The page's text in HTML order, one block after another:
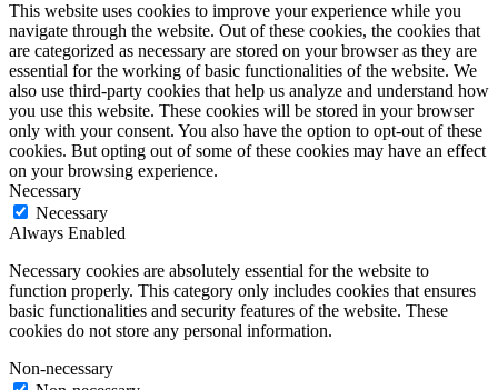
This website uses cookies to improve your experience while you
navigate through the website. Out of these cookies, the cookies that
are categorized as necessary are stored on your browser as they are
essential for the working of basic functionalities of the website. We
also use third-party cookies that help us analyze and understand how
you use this website. These cookies will be stored in your browser
only with your consent. You also have the option to opt-out of these
cookies. But opting out of some of these cookies may have an effect
on your browsing experience.
Necessary
Necessary
Always Enabled
Necessary cookies are absolutely essential for the website to
function properly. This category only includes cookies that ensures
basic functionalities and security features of the website. These
cookies do not store any personal information.
Non-necessary